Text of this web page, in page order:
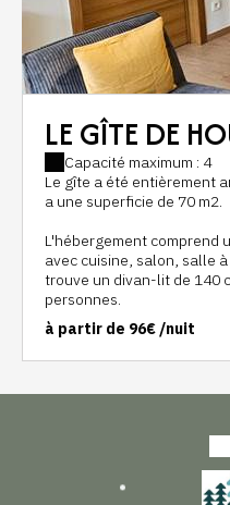
LE GÎTE DE
Capacité maximum : 4
Le gîte a été entièrement
a une superficie de 70 m2.
L'hébergement comprend
avec cuisine, salon, salle
trouve un divan-lit de 140
personnes.
A l'extérieur, une grande
privé. Du mobilier de
abri sécurisé pouvant
électriques afin de
Un parking privé à
jusqu'à deux véhicules.
à partir de 96€ /nuit